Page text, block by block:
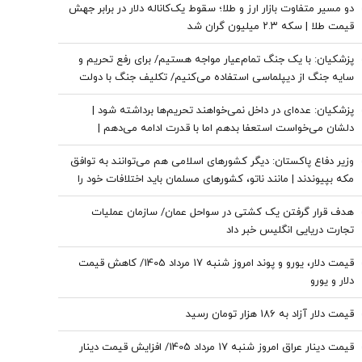
دو مسیر متفاوت بازار ارز و طلا؛ سقوط یک‌کاناله دلار در برابر جهش
قیمت طلا | سکه ۲.۳ میلیون گران شد
پزشکیان: با یک جنگ تمام‌عیار مواجه هستیم/ برای رفع تحریم و
سایه جنگ از دیپلماسی استفاده می‌کنیم/ تکلیف جنگ با دولت
نیست
پزشکیان: عده‌ای در داخل نمی‌خواهند تحریم‌ها برداشته شود |
دلشان می‌خواست استعفا بدهم اما با قدرت ادامه می‌دهم |
قالیباف بهترین همکاری را با دولت دارد
وزیر دفاع پاکستان: دیگر کشورهای اسلامی هم می‌توانند به توافق
مکه بپیوندند | مانند ناتو، کشورهای مسلمان باید اختلافات خود را
کنار بگذارند
هدف قرار گرفتن یک کشتی در سواحل عمان/ سازمان عملیات
تجارت دریایی انگلیس خبر داد
قیمت دلار، یورو و پوند امروز شنبه ۱۷ مرداد 1405/ کاهش قیمت
دلار و یورو
قیمت دلار آزاد به 186 هزار تومان رسید
قیمت دینار عراق امروز شنبه ۱۷ مرداد 1405/ افزایش قیمت دینار